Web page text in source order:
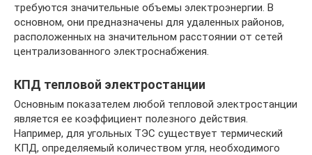
требуются значительные объемы электроэнергии. В
основном, они предназначены для удаленных районов,
расположенных на значительном расстоянии от сетей
централизованного электроснабжения.
КПД тепловой электростанции
Основным показателем любой тепловой электростанции
является ее коэффициент полезного действия.
Например, для угольных ТЭС существует термический
КПД, определяемый количеством угля, необходимого